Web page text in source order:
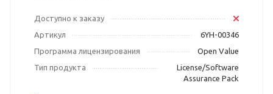
Доступно к заказу
Артикул
6YH-00346
Программа лицензирования
Open Value
Тип продукта
License/Software
Assurance Pack